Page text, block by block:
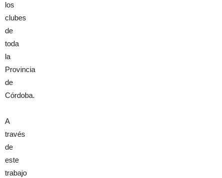
los
clubes
de
toda
la
Provincia
de
Córdoba.
A
través
de
este
trabajo